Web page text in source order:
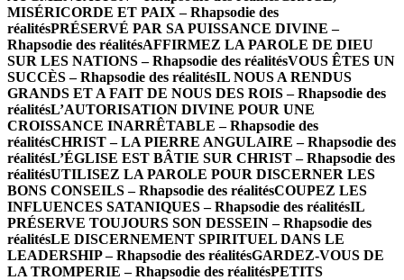
MISÉRICORDE ET PAIX – Rhapsodie des
réalitésPRÉSERVÉ PAR SA PUISSANCE DIVINE –
Rhapsodie des réalitésAFFIRMEZ LA PAROLE DE DIEU
SUR LES NATIONS – Rhapsodie des réalitésVOUS ÊTES UN
SUCCÈS – Rhapsodie des réalitésIL NOUS A RENDUS
GRANDS ET A FAIT DE NOUS DES ROIS – Rhapsodie des
réalitésL’AUTORISATION DIVINE POUR UNE
CROISSANCE INARRÊTABLE – Rhapsodie des
réalitésCHRIST – LA PIERRE ANGULAIRE – Rhapsodie des
réalitésL’ÉGLISE EST BÂTIE SUR CHRIST – Rhapsodie des
réalitésUTILISEZ LA PAROLE POUR DISCERNER LES
BONS CONSEILS – Rhapsodie des réalitésCOUPEZ LES
INFLUENCES SATANIQUES – Rhapsodie des réalitésIL
PRÉSERVE TOUJOURS SON DESSEIN – Rhapsodie des
réalitésLE DISCERNEMENT SPIRITUEL DANS LE
LEADERSHIP – Rhapsodie des réalitésGARDEZ-VOUS DE
LA TROMPERIE – Rhapsodie des réalitésPETITS